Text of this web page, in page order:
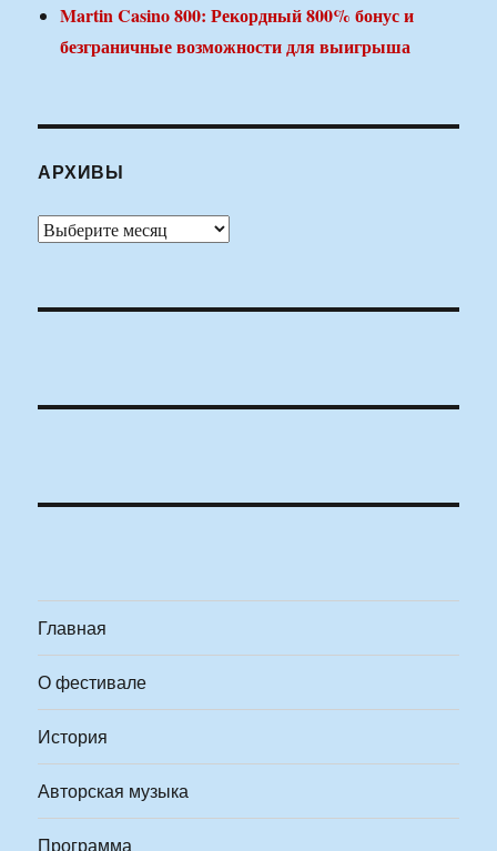
Martin Casino 800: Рекордный 800% бонус и
безграничные возможности для выигрыша
АРХИВЫ
Архивы
Главная
О фестивале
История
Авторская музыка
Программа